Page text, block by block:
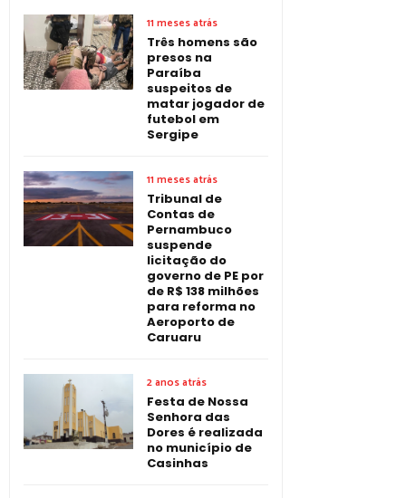
11 meses atrás
Três homens são
presos na
Paraíba
suspeitos de
matar jogador de
futebol em
Sergipe
11 meses atrás
Tribunal de
Contas de
Pernambuco
suspende
licitação do
governo de PE por
de R$ 138 milhões
para reforma no
Aeroporto de
Caruaru
2 anos atrás
Festa de Nossa
Senhora das
Dores é realizada
no município de
Casinhas